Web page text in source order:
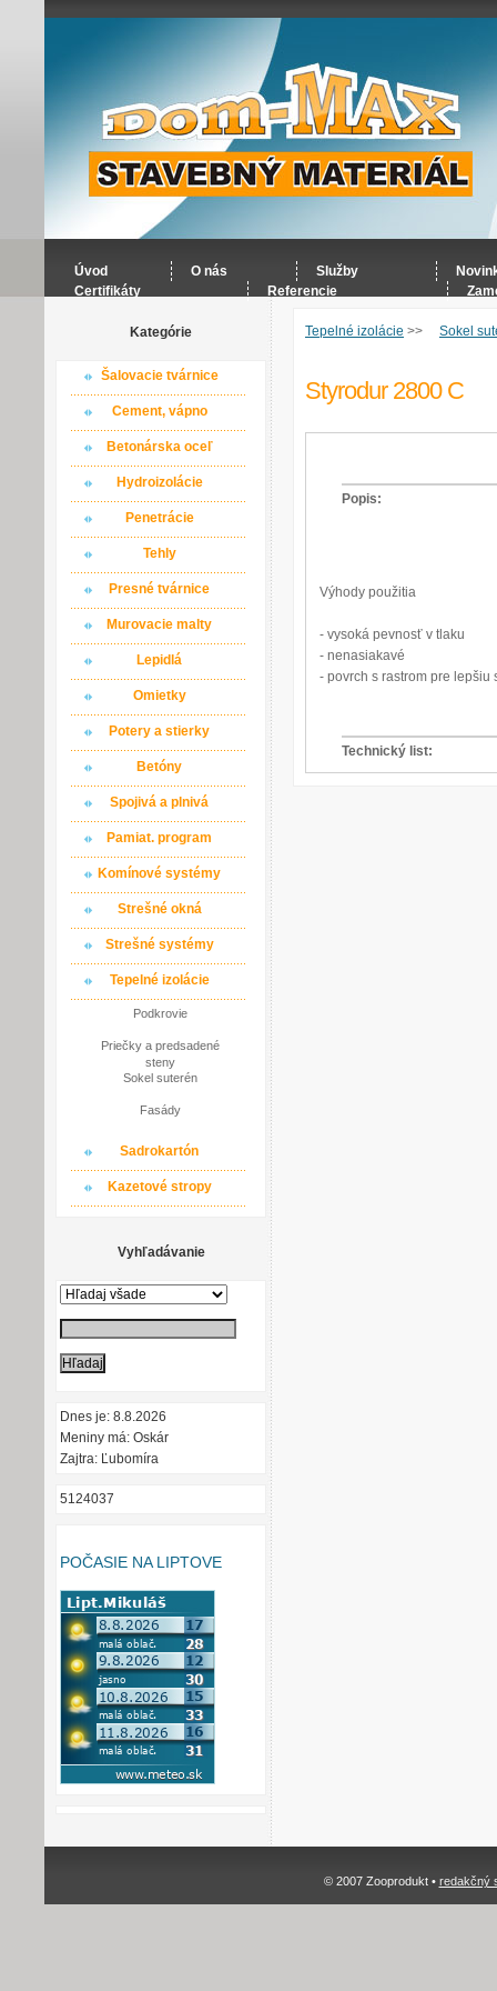
Úvod O nás Služby
Certifikáty
Referencie
Kategórie
Šalovacie tvárnice
Cement, vápno
Betonárska oceľ
Hydroizolácie
Penetrácie
Tehly
Presné tvárnice
Murovacie malty
Lepidlá
Omietky
Potery a stierky
Betóny
Spojivá a plnivá
Pamiat. program
Komínové systémy
Strešné okná
Strešné systémy
Tepelné izolácie
Podkrovie
Priečky a predsadené
steny
Sokel suterén
Fasády
Sadrokartón
Kazetové stropy
Vyhľadávanie
Dnes je: 8.8.2026
Meniny má: Oskár
Zajtra: Ľubomíra
5124037
POČASIE NA LIPTOVE
Tepelné izolácie >> Sokel
Styrodur 2800 C
Popis:
Výhody použitia
- vysoká pevnosť v tlaku
- nenasiakavé
- povrch s rastrom pre
Technický list:
© 2007 Zooprodukt • redakčný